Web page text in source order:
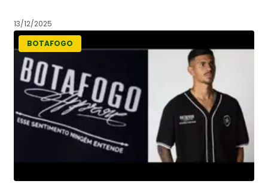
13/12/2025
BOTAFOGO